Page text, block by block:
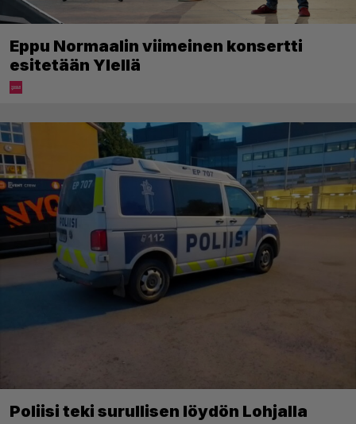
Eppu Normaalin viimeinen konsertti
esitetään Ylellä
Poliisi teki surullisen löydön Lohjalla